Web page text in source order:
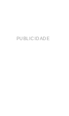
PUBLICIDADE